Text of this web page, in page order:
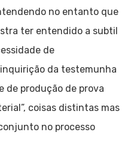
no entanto que
ter entendido a subtil
de
da testemunha
de produção de prova
coisas distintas mas
no processo